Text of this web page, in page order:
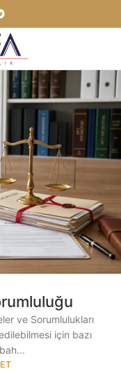
ve Sorumlulukları
için bazı